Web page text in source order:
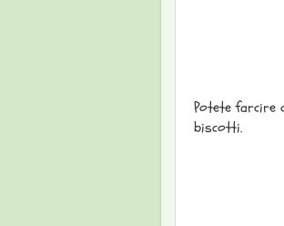
Potete farcire
biscotti.